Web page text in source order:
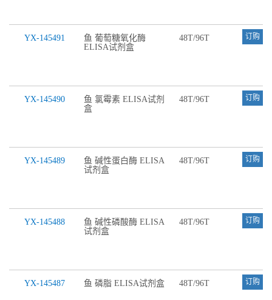
YX-145491
鱼 葡萄糖氧化酶
ELISA试剂盒
48T/96T 订购
YX-145490
鱼 氯霉素 ELISA试剂
盒
48T/96T 订购
YX-145489
鱼 碱性蛋白酶 ELISA
试剂盒
48T/96T 订购
YX-145488
鱼 碱性磷酸酶 ELISA
试剂盒
48T/96T 订购
YX-145487 鱼 磷脂 ELISA试剂盒 48T/96T 订购